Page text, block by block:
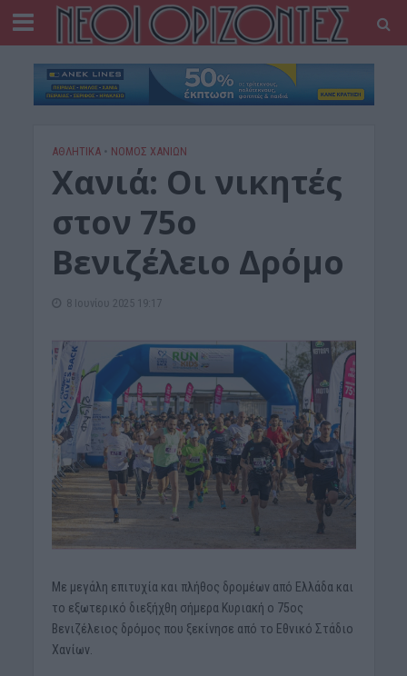
ΑΘΛΗΤΙΚΑ • ΝΟΜΌΣ ΧΑΝΊΩΝ
Χανιά: Οι νικητές
στον 75ο
Βενιζέλειο Δρόμο
8 Ιουνίου 2025 19:17
Με μεγάλη επιτυχία και πλήθος δρομέων από Ελλάδα και
το εξωτερικό διεξήχθη σήμερα Κυριακή ο 75ος
Βενιζέλειος δρόμος που ξεκίνησε από το Εθνικό Στάδιο
Χανίων.